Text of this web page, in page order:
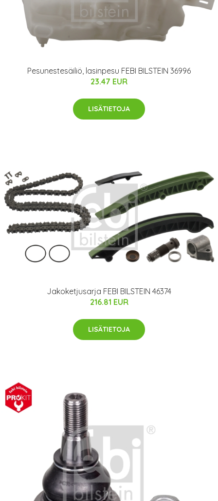
Pesunestesäiliö, lasinpesu FEBI BILSTEIN 36996
23.47 EUR
LISÄTIETOJA
Jakoketjusarja FEBI BILSTEIN 46374
216.81 EUR
LISÄTIETOJA